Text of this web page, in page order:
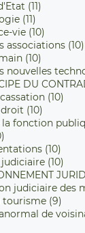
(11)
(11)
vie (10)
associations (10)
(10)
nouvelles
DU
(10)
(10)
fonction
(10)
(10)
judiciaire des
(9)
de